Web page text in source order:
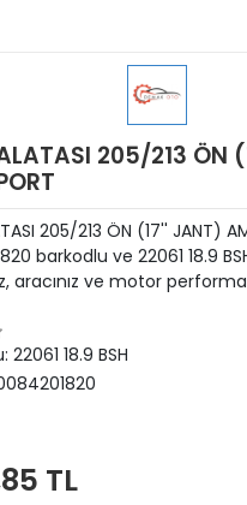
205/213 ÖN
205/213 ÖN (17'' JANT)
barkodlu ve 22061 18.9
aracınız ve motor
22061 18.9 BSH
TL